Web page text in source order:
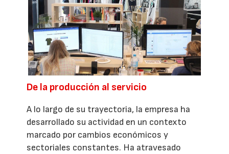
De la producción al servicio
A lo largo de su trayectoria, la empresa ha
desarrollado su actividad en un contexto
marcado por cambios económicos y
sectoriales constantes. Ha atravesado